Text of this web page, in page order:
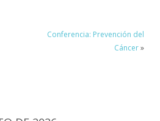
Conferencia: Prevención del
Cáncer»